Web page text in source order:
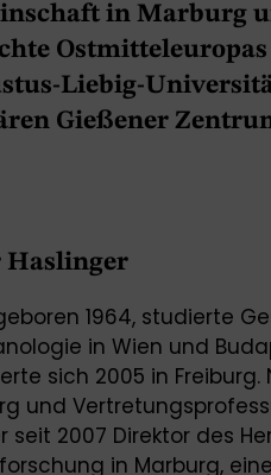
in Marburg
Liebig-
Gießener
Haslinger
1964, studierte
in Wien und
sich 2005 in
und
seit 2007 Direktor des
in Marburg,